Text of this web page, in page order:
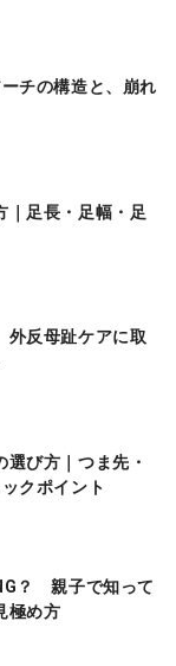
チの構造と、崩れ
｜足長・足幅・足
反母趾ケアに取
び方｜つま先・
クポイント
？ 親子で知って
極め方